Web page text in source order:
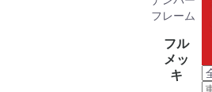
全て見
ボンゴ
ボンゴ
キャロ
スクラ
スクラ
デミオ
フレア
フレア
フレア
フレーム
フル
メッ
キ